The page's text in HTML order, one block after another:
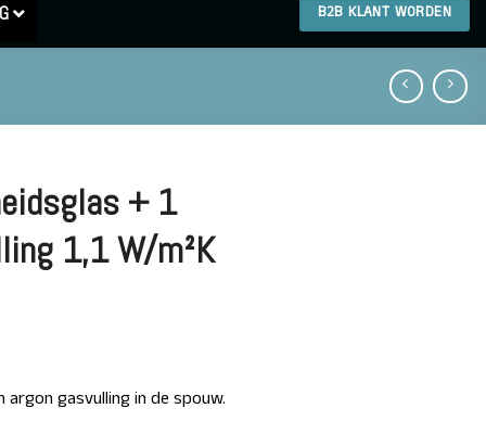
B2B KLANT WORDEN
+ 1
1,1 W/m²K
gasvulling in de spouw.